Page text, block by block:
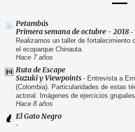
Petambús
Primera semana de octubre - 2018 -
Realizamos un taller de fortalecimiento
el ecoparque Chinauta.
Hace 7 años
Ruta de Escape
Suzuki y Viewpoints - Entrevista a
(Colombia). Particularidades de estas
actoral. Imágenes de ejercicios
Hace 8 años
El Gato Negro
-